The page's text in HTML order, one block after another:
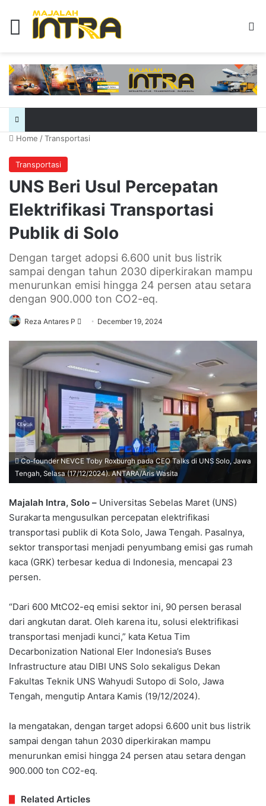
Menu
Home /Transportasi
Transportasi
UNS Beri Usul Percepatan
Elektrifikasi Transportasi
Publik di Solo
Dengan target adopsi 6.600 unit bus listrik
sampai dengan tahun 2030 diperkirakan mampu
menurunkan emisi hingga 24 persen atau setara
dengan 900.000 ton CO2-eq.
Reza Antares P
Send
email
December 19, 2024
Co-founder NEVCE Toby Roxburgh pada CEO Talks di UNS Solo, Jawa
Tengah, Selasa (17/12/2024). ANTARA/Aris Wasita
Majalah Intra, Solo – Universitas Sebelas Maret (UNS)
Surakarta mengusulkan percepatan elektrifikasi
transportasi publik di Kota Solo, Jawa Tengah. Pasalnya,
sektor transportasi menjadi penyumbang emisi gas rumah
kaca (GRK) terbesar kedua di Indonesia, mencapai 23
persen.
“Dari 600 MtCO2-eq emisi sektor ini, 90 persen berasal
dari angkutan darat. Oleh karena itu, solusi elektrifikasi
transportasi menjadi kunci,” kata Ketua Tim
Decarbonization National Eler Indonesia’s Buses
Infrastructure atau DIBI UNS Solo sekaligus Dekan
Fakultas Teknik UNS Wahyudi Sutopo di Solo, Jawa
Tengah, mengutip Antara Kamis (19/12/2024).
Ia mengatakan, dengan target adopsi 6.600 unit bus listrik
sampai dengan tahun 2030 diperkirakan mampu
menurunkan emisi hingga 24 persen atau setara dengan
900.000 ton CO2-eq.
Related Articles